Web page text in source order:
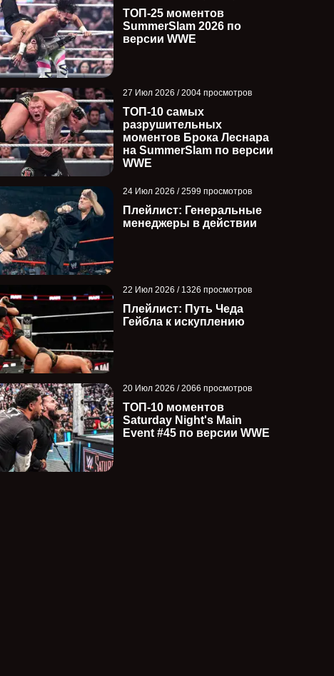
ТОП-25 моментов
SummerSlam 2026 по
версии WWE
27 Июл 2026 / 2004 просмотров
ТОП-10 самых
разрушительных
моментов Брока Леснара
на SummerSlam по версии
WWE
24 Июл 2026 / 2599 просмотров
Плейлист: Генеральные
менеджеры в действии
22 Июл 2026 / 1326 просмотров
Плейлист: Путь Чеда
Гейбла к искуплению
20 Июл 2026 / 2066 просмотров
ТОП-10 моментов
Saturday Night's Main
Event #45 по версии WWE